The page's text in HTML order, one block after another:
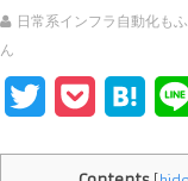
日常系インフラ自動化も
ん
TwitterPocket